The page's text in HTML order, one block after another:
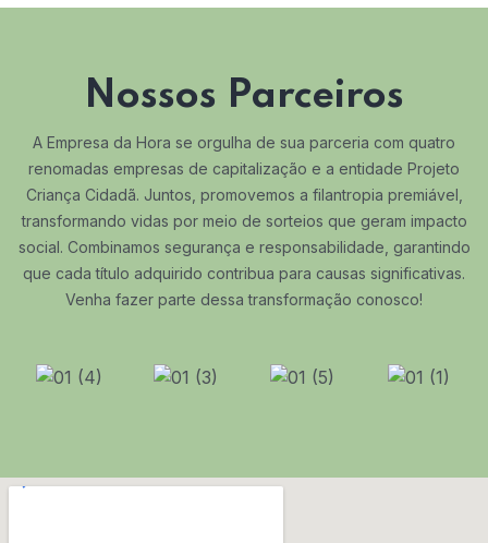
Nossos Parceiros
A Empresa da Hora se orgulha de sua parceria com quatro
renomadas empresas de capitalização e a entidade Projeto
Criança Cidadã. Juntos, promovemos a filantropia premiável,
transformando vidas por meio de sorteios que geram impacto
social. Combinamos segurança e responsabilidade, garantindo
que cada título adquirido contribua para causas significativas.
Venha fazer parte dessa transformação conosco!